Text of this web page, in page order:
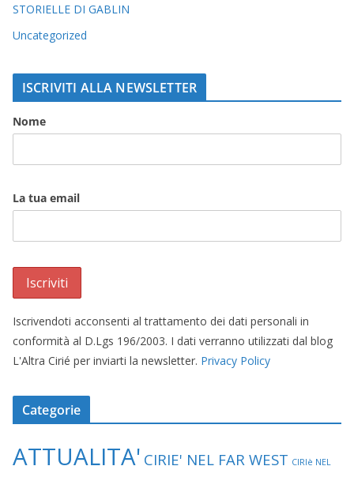
STORIELLE DI GABLIN
Uncategorized
ISCRIVITI ALLA NEWSLETTER
Nome
La tua email
Iscrivendoti acconsenti al trattamento dei dati personali in
conformità al D.Lgs 196/2003. I dati verranno utilizzati dal blog
L'Altra Cirié per inviarti la newsletter. Privacy Policy
Categorie
ATTUALITA' CIRIE' NEL FAR WEST CIRIè NEL